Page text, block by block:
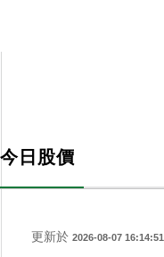
今日股價
更新於 2026-08-07 16:14:51